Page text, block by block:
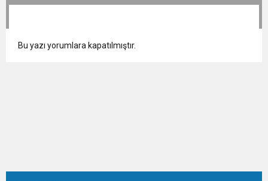
Bu yazı yorumlara kapatılmıştır.